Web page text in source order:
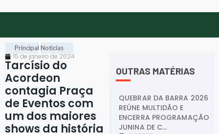
Principal Notícias
15 de janeiro de 2024
Tarcísio do
Acordeon
contagia Praça
de Eventos com
um dos maiores
shows da história
OUTRAS MATÉRIAS
QUEBRAR DA BARRA 2026
REÚNE MULTIDÃO E
ENCERRA PROGRAMAÇÃO
JUNINA DE C...